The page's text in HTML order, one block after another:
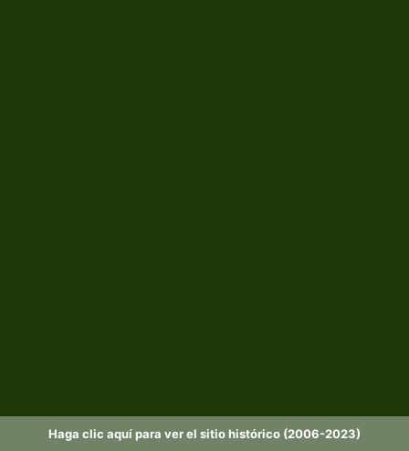
Haga clic aquí para ver el sitio histórico (2006-2023)